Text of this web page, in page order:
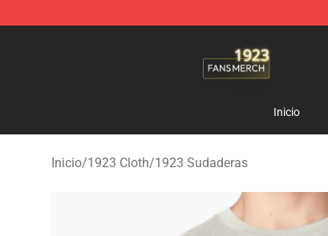
Inicio
Inicio/1923 Cloth/1923 Sudaderas